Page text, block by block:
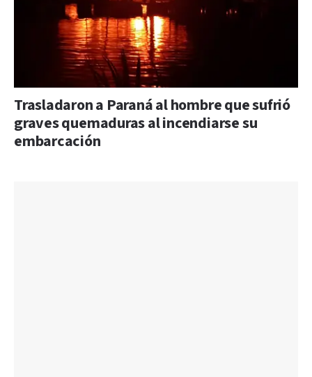
Trasladaron a Paraná al hombre que sufrió
graves quemaduras al incendiarse su
embarcación